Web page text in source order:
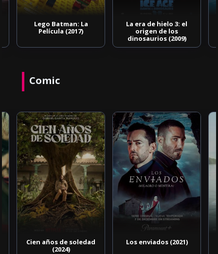
Lego Batman: La
Película (2017)
La era de hielo 3: el
origen de los
dinosaurios (2009)
Comic
Cien años de soledad
(2024)
Los enviados (2021)